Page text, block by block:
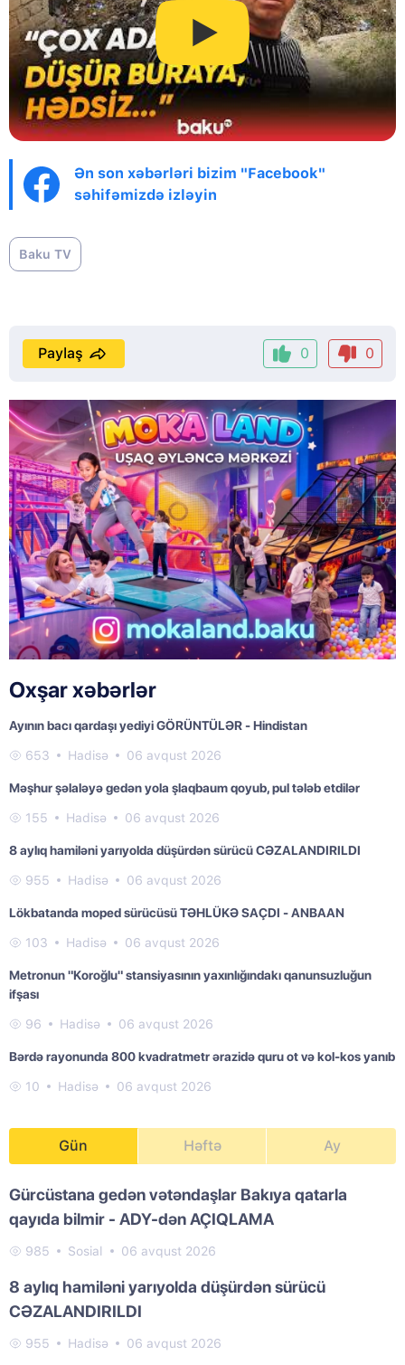
Ən son xəbərləri bizim "Facebook"
səhifəmizdə izləyin
Baku TV
0 0
Paylaş
Oxşar xəbərlər
Ayının bacı qardaşı yediyi GÖRÜNTÜLƏR - Hindistan
653 Hadisə 06 avqust 2026
Məşhur şəlaləyə gedən yola şlaqbaum qoyub, pul tələb etdilər
155 Hadisə 06 avqust 2026
8 aylıq hamiləni yarıyolda düşürdən sürücü CƏZALANDIRILDI
955 Hadisə 06 avqust 2026
Lökbatanda moped sürücüsü TƏHLÜKƏ SAÇDI - ANBAAN
103 Hadisə 06 avqust 2026
Metronun "Koroğlu" stansiyasının yaxınlığındakı qanunsuzluğun
ifşası
96 Hadisə 06 avqust 2026
Bərdə rayonunda 800 kvadratmetr ərazidə quru ot və kol-kos yanıb
10 Hadisə 06 avqust 2026
Gün Həftə Ay
Gürcüstana gedən vətəndaşlar Bakıya qatarla
qayıda bilmir - ADY-dən AÇIQLAMA
985 Sosial 06 avqust 2026
8 aylıq hamiləni yarıyolda düşürdən sürücü
CƏZALANDIRILDI
955 Hadisə 06 avqust 2026